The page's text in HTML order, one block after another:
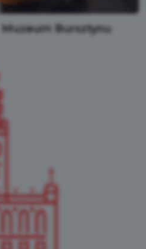
Bursztynu